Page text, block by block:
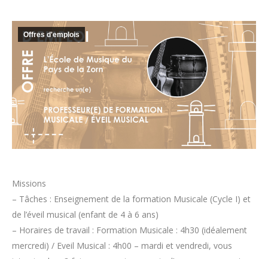
Offres d'emplois
Missions
– Tâches : Enseignement de la formation Musicale (Cycle I) et
de l’éveil musical (enfant de 4 à 6 ans)
– Horaires de travail : Formation Musicale : 4h30 (idéalement
mercredi) / Eveil Musical : 4h00 – mardi et vendredi, vous